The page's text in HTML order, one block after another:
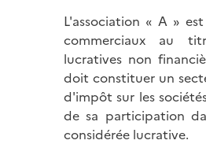
L'association « A »
commerciaux au
lucratives non
doit constituer un
d'impôt sur les
de sa participation
considérée lucrative.